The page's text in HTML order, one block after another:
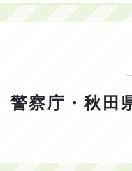
警察庁・秋田